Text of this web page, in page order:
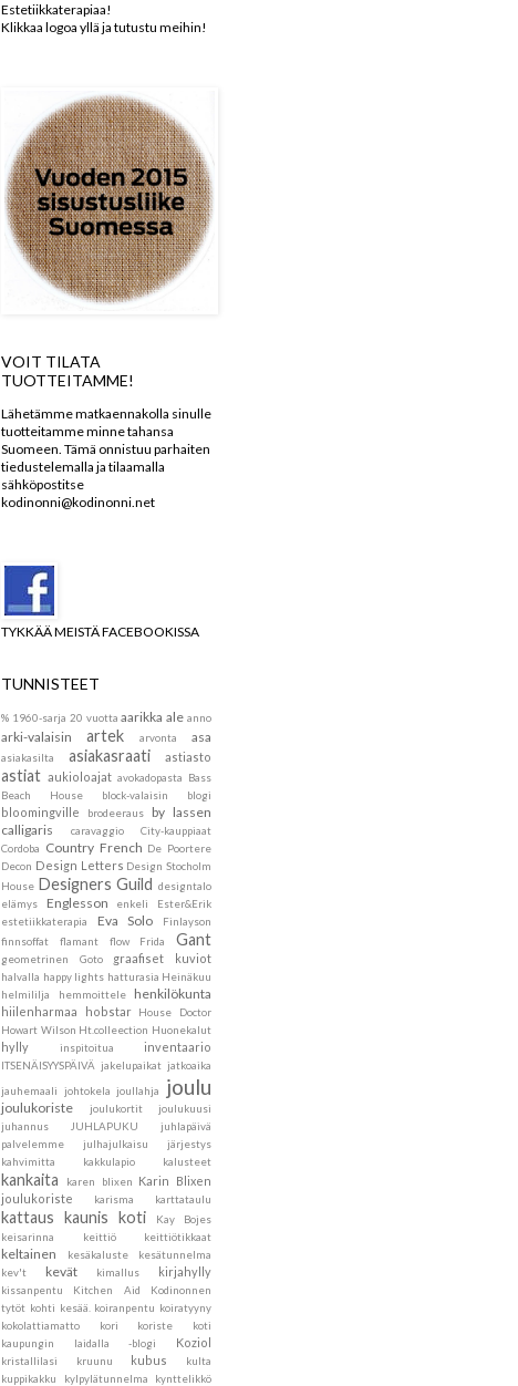
Estetiikkaterapiaa!
Klikkaa logoa yllä ja tutustu meihin!
VOIT TILATA
TUOTTEITAMME!
Lähetämme matkaennakolla sinulle
tuotteitamme minne tahansa
Suomeen. Tämä onnistuu parhaiten
tiedustelemalla ja tilaamalla
sähköpostitse
kodinonni@kodinonni.net
TYKKÄÄ MEISTÄ FACEBOOKISSA
TUNNISTEET
% 1960-sarja 20 vuotta aarikka ale anno
arki-valaisin artek arvonta asa
asiakasilta asiakasraati astiasto
astiat aukioloajat avokadopasta
Bass
Beach House
block-valaisin blogi
bloomingville brodeeraus
by lassen
calligaris
caravaggio
City-kauppiaat
Cordoba
Country French De Poortere
Decon Design Letters Design Stocholm
House Designers Guild designtalo
elämys
Englesson enkeli
Ester&Erik
estetiikkaterapia
Eva Solo
Finlayson
finnsoffat
flamant flow Frida Gant
geometrinen Goto graafiset kuviot
halvalla happy lights hatturasia Heinäkuu
helmililja
hemmoittele henkilökunta
hiilenharmaa hobstar
House Doctor
Howart Wilson Ht.colleection Huonekalut
hylly inspitoitua inventaario
ITSENÄISYYSPÄIVÄ jakelupaikat jatkoaika
jauhemaali johtokela joullahja joulu
joulukoriste joulukortit
joulukuusi
juhannus
JUHLAPUKU
juhlapäivä
palvelemme
julhajulkaisu
järjestys
kahvimitta
kakkulapio kalusteet
kankaita karen blixen
Karin Blixen
joulukoriste
karisma karttataulu
kattaus kaunis koti
Kay Bojes
keisarinna
keittiö keittiötikkaat
keltainen kesäkaluste
kesätunnelma
kev't
kevät kimallus kirjahylly
kissanpentu Kitchen Aid
Kodinonnen
tytöt kohti kesää. koiranpentu koiratyyny
kokolattiamatto
kori koriste
koti
kaupungin laidalla -blogi
Koziol
kristallilasi kruunu kubus
kulta
kuppikakku
kylpylätunnelma kynttelikkö